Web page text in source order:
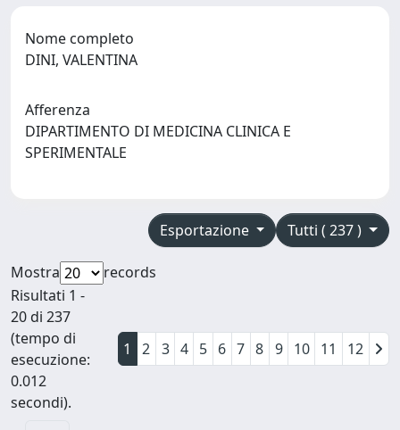
Nome completo
DINI, VALENTINA
Afferenza
DIPARTIMENTO DI MEDICINA CLINICA E
SPERIMENTALE
Tutti ( 237 )
Esportazione
Mostra
records
Risultati 1 -
20 di 237
(tempo di
esecuzione:
0.012
secondi).
1 2 3 4 5 6 7 8 9 10 11 12